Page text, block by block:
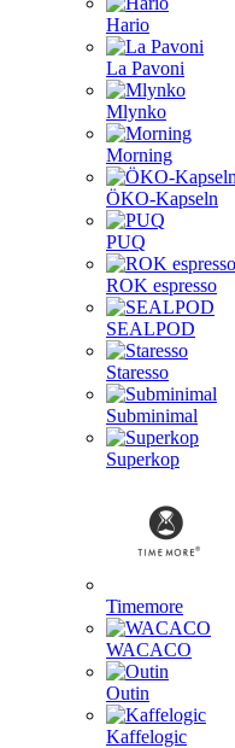
Hario
La Pavoni
Mlynko
Morning
ÖKO-Kapseln
PUQ
ROK espresso
SEALPOD
Staresso
Subminimal
Superkop
Timemore
WACACO
Outin
Kaffelogic